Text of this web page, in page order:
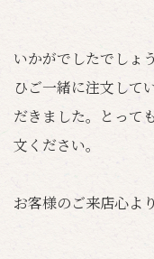
いかがでしたでしょ
ひご一緒に注文して
だきました。とって
文ください。
お客様のご来店心よ